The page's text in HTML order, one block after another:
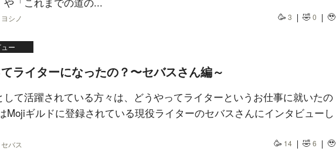
シノ 🥳 3 🤣0 🥹
ー
ライターになったの？〜セバスさん編～
して活躍されている方々は、どうやってライターというお仕事に就いたの
Mojiギルドに登録されている現役ライターのセバスさんにインタビューし
バス 🥳 14 🤣6 🥹